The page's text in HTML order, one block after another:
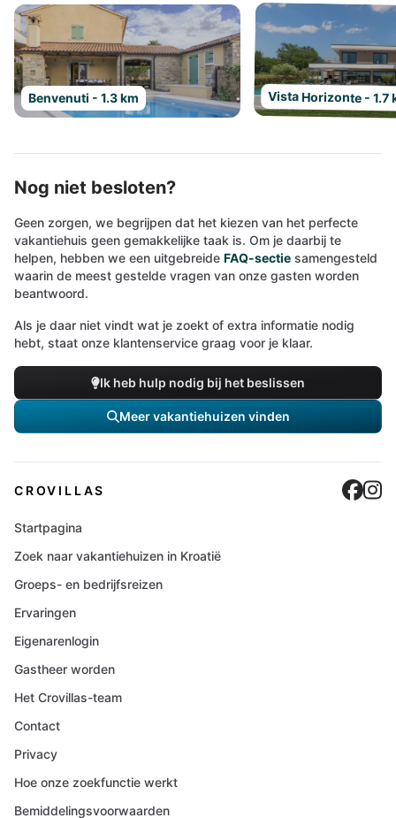
Benvenuti - 1.3 km Vista Horizonte - 1.7
Nog niet besloten?
Geen zorgen, we begrijpen dat het kiezen van het perfecte
vakantiehuis geen gemakkelijke taak is. Om je daarbij te
helpen, hebben we een uitgebreide FAQ-sectie samengesteld
waarin de meest gestelde vragen van onze gasten worden
beantwoord.
Als je daar niet vindt wat je zoekt of extra informatie nodig
hebt, staat onze klantenservice graag voor je klaar.
Ik heb hulp nodig bij het beslissen
Meer vakantiehuizen vinden
CROVILLAS
Startpagina
Zoek naar vakantiehuizen in Kroatië
Groeps- en bedrijfsreizen
Ervaringen
Eigenarenlogin
Gastheer worden
Het Crovillas-team
Contact
Privacy
Hoe onze zoekfunctie werkt
Bemiddelingsvoorwaarden